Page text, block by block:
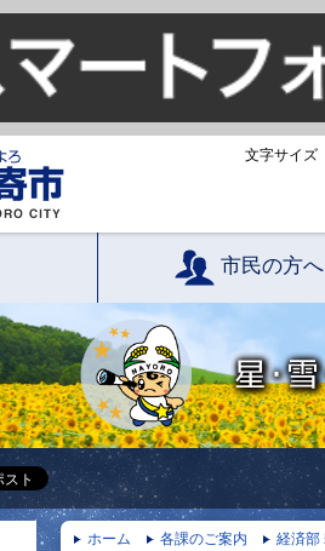
文字サイズ
市民の方へ
ホーム 各課のご案内 経済部